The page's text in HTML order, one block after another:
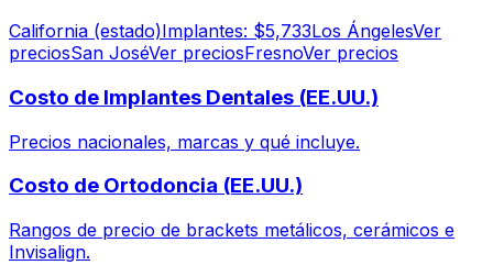
California (estado)Implantes: $5,733Los ÁngelesVer
preciosSan JoséVer preciosFresnoVer precios
Costo de Implantes Dentales (EE.UU.)
Precios nacionales, marcas y qué incluye.
Costo de Ortodoncia (EE.UU.)
Rangos de precio de brackets metálicos, cerámicos e
Invisalign.